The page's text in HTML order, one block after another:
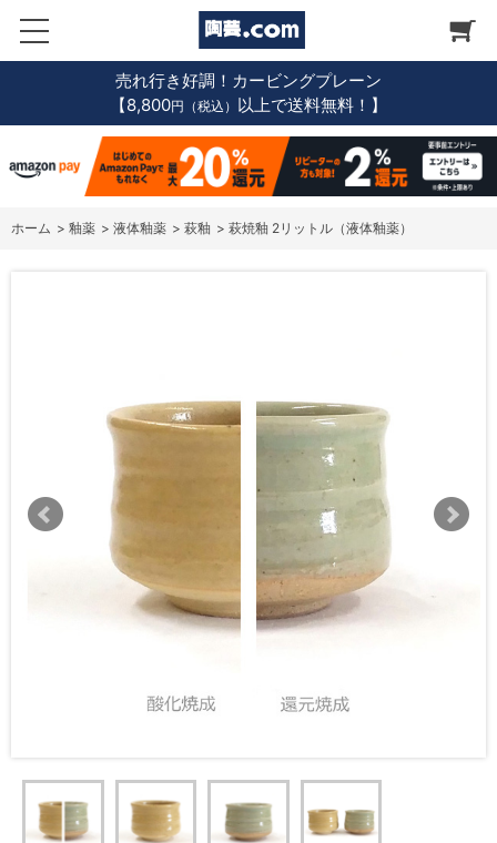
売れ行き好調！カービングプレーン
【8,800円（税込） 以上で送料無料！】
ホーム > 釉薬 > 液体釉薬 > 萩釉 > 萩焼釉 2リットル（液体釉薬）